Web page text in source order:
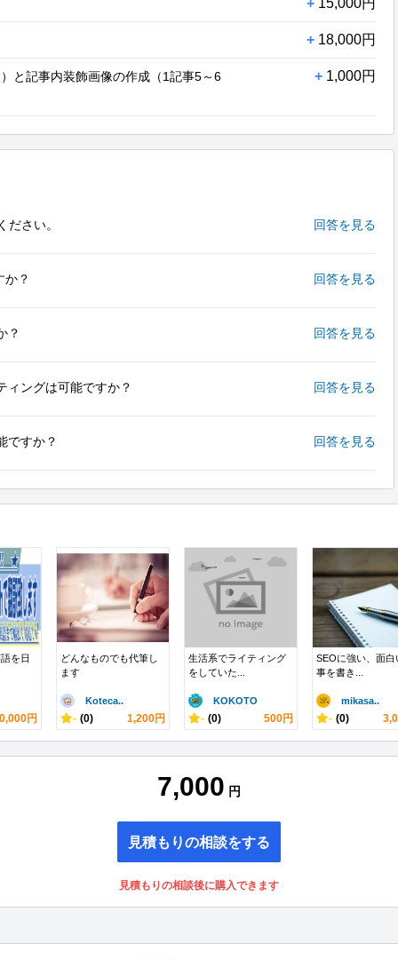
+ 15,000円
+ 18,000円
と記事内装飾画像の作成（1記事5～6 + 1,000円
ださい。 回答を見る
か？ 回答を見る
？ 回答を見る
ィングは可能ですか？ 回答を見る
ですか？ 回答を見る
を日
円
どんなものでも代筆し
ます
Koteca..
- (0) 1,200円
生活系でライティング
をしていた...
KOKOTO
- (0) 500円
SEOに強い、面白
事を書き...
mikasa..
- (0)
7,000 円
見積もりの相談をする
見積もりの相談後に購入できます